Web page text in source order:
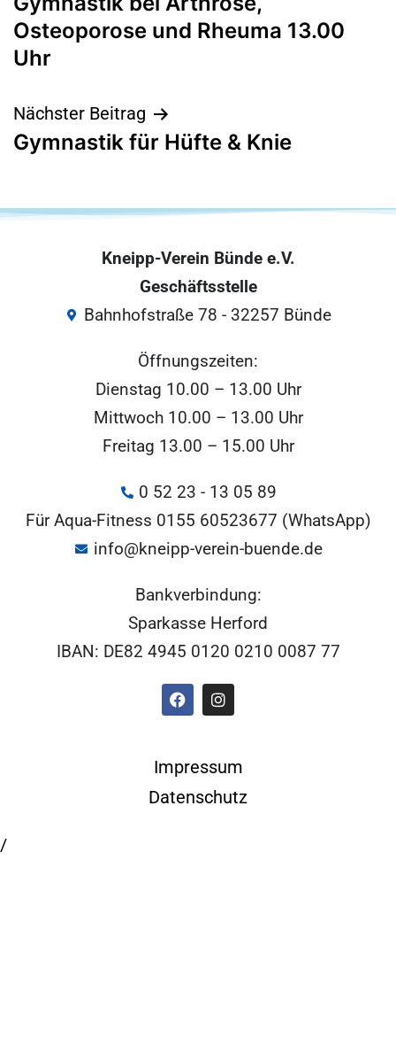
Osteoporose und Rheuma 13.00
Uhr
Nächster Beitrag
Gymnastik für Hüfte & Knie
Kneipp-Verein Bünde e.V.
Geschäftsstelle
Bahnhofstraße 78 - 32257 Bünde
Öffnungszeiten:
Dienstag 10.00 – 13.00 Uhr
Mittwoch 10.00 – 13.00 Uhr
Freitag 13.00 – 15.00 Uhr
0 52 23 - 13 05 89
Für Aqua-Fitness 0155 60523677 (WhatsApp)
info@kneipp-verein-buende.de
Bankverbindung:
Sparkasse Herford
IBAN: DE82 4945 0120 0210 0087 77
Impressum
Datenschutz
/